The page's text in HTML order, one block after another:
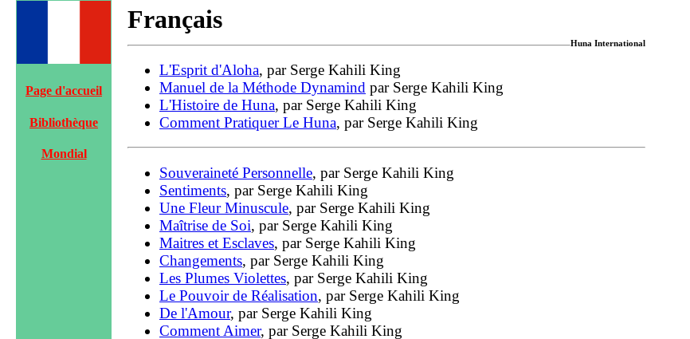
Page d'accueil
Bibliothèque
Mondial
Français
Huna International
L'Esprit d'Aloha, par Serge Kahili King
Manuel de la Méthode Dynamind par Serge Kahili King
L'Histoire de Huna, par Serge Kahili King
Comment Pratiquer Le Huna, par Serge Kahili King
Souveraineté Personnelle, par Serge Kahili King
Sentiments, par Serge Kahili King
Une Fleur Minuscule, par Serge Kahili King
Maîtrise de Soi, par Serge Kahili King
Maitres et Esclaves, par Serge Kahili King
Changements, par Serge Kahili King
Les Plumes Violettes, par Serge Kahili King
Le Pouvoir de Réalisation, par Serge Kahili King
De l'Amour, par Serge Kahili King
Comment Aimer, par Serge Kahili King